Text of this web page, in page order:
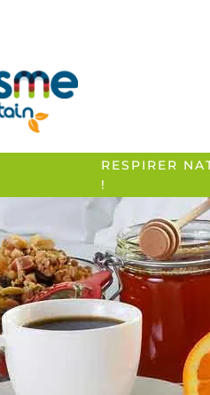
RESPIRER
!